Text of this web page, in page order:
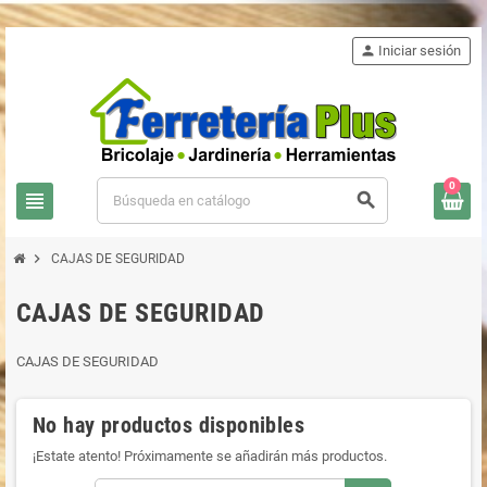
view_headline search
person Iniciar sesión
0
chevron_right CAJAS DE SEGURIDAD
CAJAS DE SEGURIDAD
CAJAS DE SEGURIDAD
No hay productos disponibles
¡Estate atento! Próximamente se añadirán más productos.